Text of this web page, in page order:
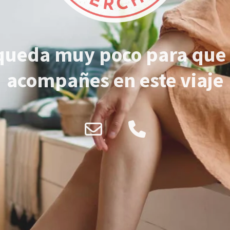
muy poco para
acompañes en este viaje